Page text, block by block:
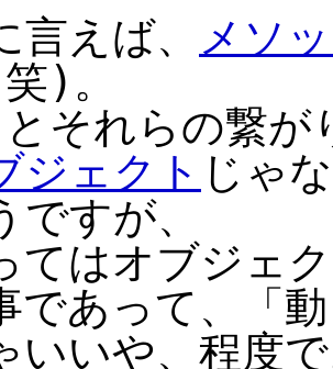
えば、
メソ
)。
それらの繋
ジェクト じゃ
ですが、
てはオブジェ
であって、「
いいや、程度